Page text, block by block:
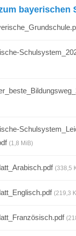
bayerischen
(1,8 MiB)
(338,5
(219,3